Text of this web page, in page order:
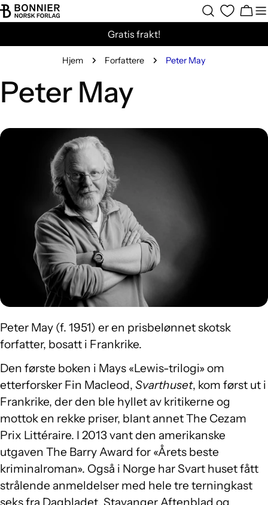
Hopp
til
Gratis frakt!
Hjem Forfattere Peter May
Peter May
Peter May (f. 1951) er en prisbelønnet skotsk
forfatter, bosatt i Frankrike.
Den første boken i Mays «Lewis-trilogi» om
etterforsker Fin Macleod, Svarthuset, kom først ut i
Frankrike, der den ble hyllet av kritikerne og
mottok en rekke priser, blant annet The Cezam
Prix Littéraire. I 2013 vant den amerikanske
utgaven The Barry Award for «Årets beste
kriminalroman». Også i Norge har Svart huset fått
strålende anmeldelser med hele tre terningkast
seks fra Dagbladet, Stavanger Aftenblad og